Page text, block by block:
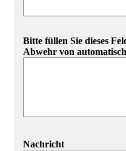
Bitte füllen Sie dieses
Abwehr von
Nachricht